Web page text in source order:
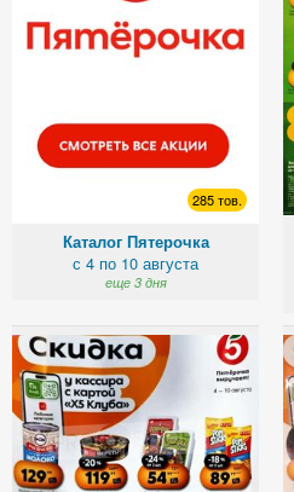
285 тов.
Каталог Пятерочка
с 4 по 10 августа
еще 3 дня